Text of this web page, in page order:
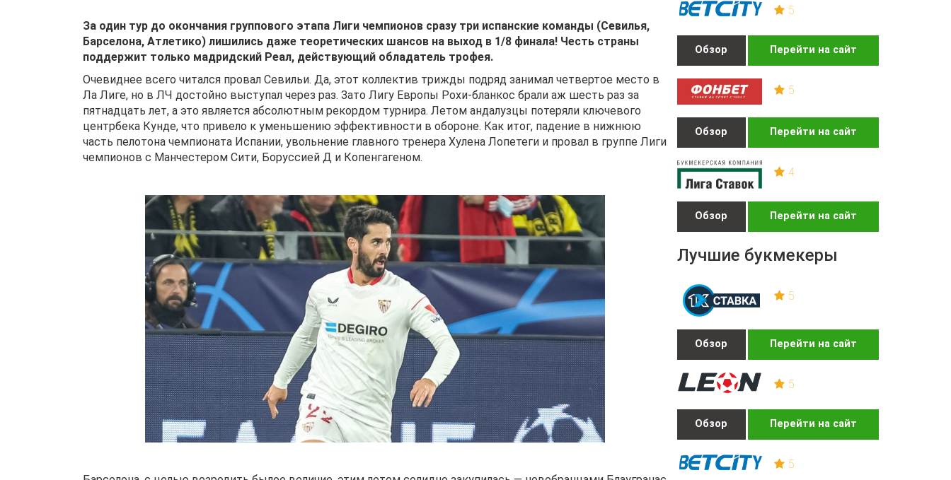
5
Обзор Перейти на сайт
5
Обзор Перейти на сайт
4
Обзор Перейти на сайт
Лучшие букмекеры
5
Обзор Перейти на сайт
5
Обзор Перейти на сайт
5
За один тур до окончания группового этапа Лиги чемпионов сразу три испанские команды (Севилья,
Барселона, Атлетико) лишились даже теоретических шансов на выход в 1/8 финала! Честь страны
поддержит только мадридский Реал, действующий обладатель трофея.
Очевиднее всего читался провал Севильи. Да, этот коллектив трижды подряд занимал четвертое место в
Ла Лиге, но в ЛЧ достойно выступал через раз. Зато Лигу Европы Рохи-бланкос брали аж шесть раз за
пятнадцать лет, а это является абсолютным рекордом турнира. Летом андалузцы потеряли ключевого
центрбека Кунде, что привело к уменьшению эффективности в обороне. Как итог, падение в нижнюю
часть пелотона чемпионата Испании, увольнение главного тренера Хулена Лопетеги и провал в группе Лиги
чемпионов с Манчестером Сити, Боруссией Д и Копенгагеном.